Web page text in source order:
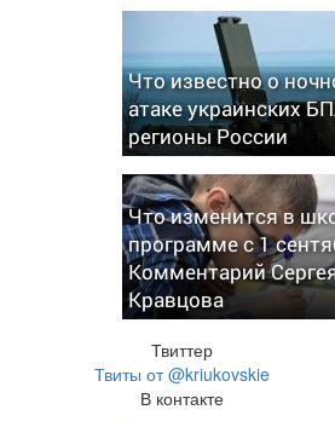
Что известно о
атаке украинских
регионы России
Что изменится в
программе с 1
Комментарий
Кравцова
Твиттер
Твиты от @kriukovskie
В контакте